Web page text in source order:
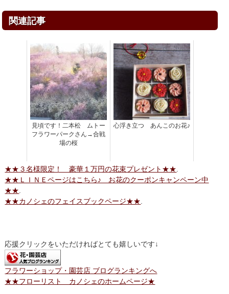
関連記事
見頃です！二本松 ムトー
フラワーパークさん→合戦
場の桜
心浮き立つ あんこのお花♪
★★３名様限定！ 豪華１万円の花束プレゼント★★.
★★ＬＩＮＥページはこちら♪ お花のクーポンキャンペーン中
★★.
★★カノシェのフェイスブックページ★★.
応援クリックをいただければとても嬉しいです↓
フラワーショップ・園芸店 ブログランキングへ
★★フローリスト カノシェのホームページ★